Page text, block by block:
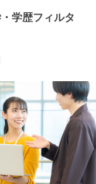
学歴フィルタ